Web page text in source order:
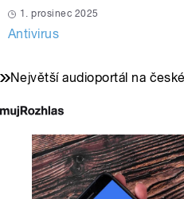
1. prosinec 2025
Antivirus
Největší audioportál na